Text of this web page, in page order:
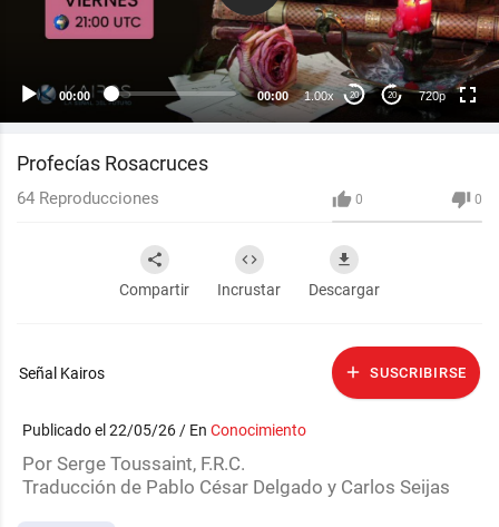
00:00 00:00 1.00x 20 20 720p
480p
360p
240p
Profecías Rosacruces
0 0
64 Reproducciones
Compartir Incrustar Descargar
Señal Kairos SUSCRIBIRSE
Publicado el 22/05/26 / En Conocimiento
Por Serge Toussaint, F.R.C.
Traducción de Pablo César Delgado y Carlos Seijas